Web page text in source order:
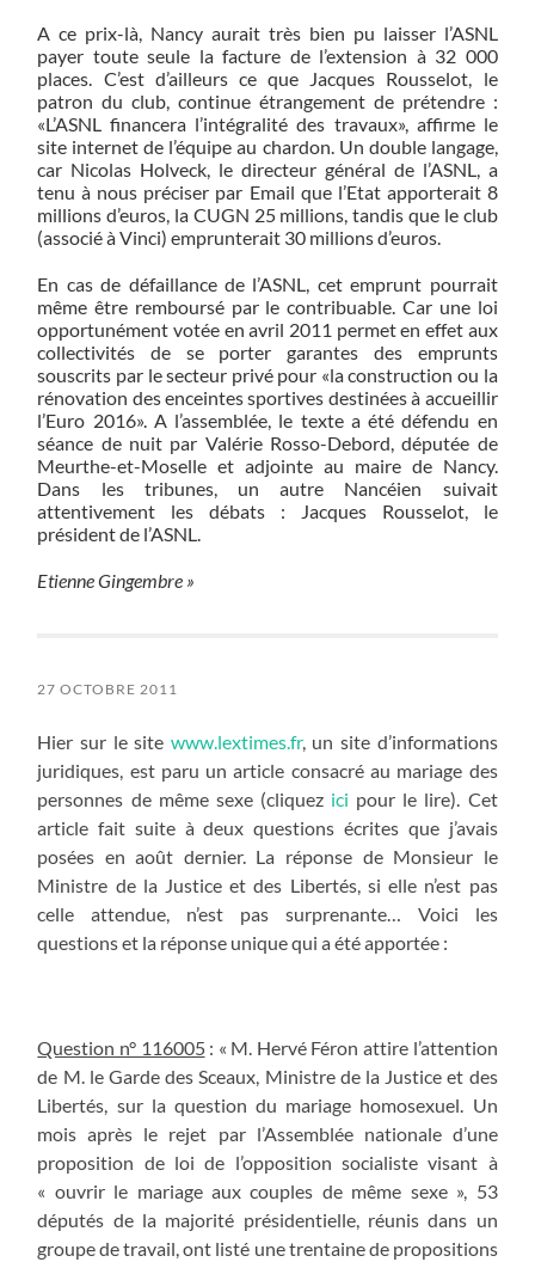
A ce prix-là, Nancy aurait très bien pu laisser l’ASNL
payer toute seule la facture de l’extension à 32 000
places. C’est d’ailleurs ce que Jacques Rousselot, le
patron du club, continue étrangement de prétendre :
«L’ASNL financera l’intégralité des travaux», affirme le
site internet de l’équipe au chardon. Un double langage,
car Nicolas Holveck, le directeur général de l’ASNL, a
tenu à nous préciser par Email que l’Etat apporterait 8
millions d’euros, la CUGN 25 millions, tandis que le club
(associé à Vinci) emprunterait 30 millions d’euros.
En cas de défaillance de l’ASNL, cet emprunt pourrait
même être remboursé par le contribuable. Car une loi
opportunément votée en avril 2011 permet en effet aux
collectivités de se porter garantes des emprunts
souscrits par le secteur privé pour «la construction ou la
rénovation des enceintes sportives destinées à accueillir
l’Euro 2016». A l’assemblée, le texte a été défendu en
séance de nuit par Valérie Rosso-Debord, députée de
Meurthe-et-Moselle et adjointe au maire de Nancy.
Dans les tribunes, un autre Nancéien suivait
attentivement les débats : Jacques Rousselot, le
président de l’ASNL.
Etienne Gingembre »
27 OCTOBRE 2011
Hier sur le site www.lextimes.fr, un site d’informations
juridiques, est paru un article consacré au mariage des
personnes de même sexe (cliquez ici pour le lire). Cet
article fait suite à deux questions écrites que j’avais
posées en août dernier. La réponse de Monsieur le
Ministre de la Justice et des Libertés, si elle n’est pas
celle attendue, n’est pas surprenante… Voici les
questions et la réponse unique qui a été apportée :
Question n° 116005: « M. Hervé Féron attire l’attention
de M. le Garde des Sceaux, Ministre de la Justice et des
Libertés, sur la question du mariage homosexuel. Un
mois après le rejet par l’Assemblée nationale d’une
proposition de loi de l’opposition socialiste visant à
« ouvrir le mariage aux couples de même sexe », 53
députés de la majorité présidentielle, réunis dans un
groupe de travail, ont listé une trentaine de propositions